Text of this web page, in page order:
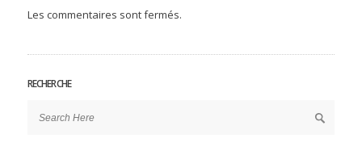
Les commentaires sont fermés.
RECHERCHE